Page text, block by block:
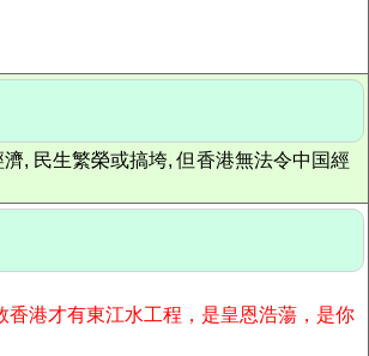
, 民生繁榮或搞垮, 但香港無法令中国經
香港才有東江水工程 ，是皇恩浩蕩，是你